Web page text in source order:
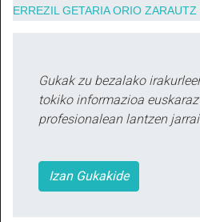
ERREZIL GETARIA ORIO ZARAUTZ
Gukak zu bezalako
tokiko informazioa
profesionalean lantzen
Izan Gukakide